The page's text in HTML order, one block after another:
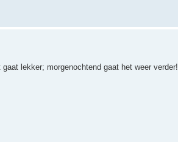
lekker; morgenochtend gaat het weer verder!